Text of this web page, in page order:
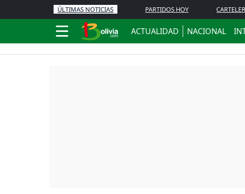
ÚLTIMAS NOTICIAS PARTIDOS HOY
ACTUALIDAD NACIONAL